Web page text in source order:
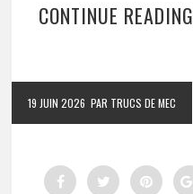
CONTINUE READING
19 JUIN 2026 PAR TRUCS DE MEC